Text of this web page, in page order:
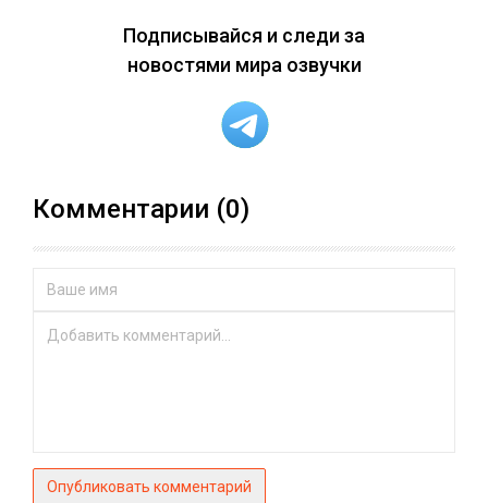
Подписывайся и следи за
новостями мира озвучки
Комментарии (0)
Опубликовать комментарий